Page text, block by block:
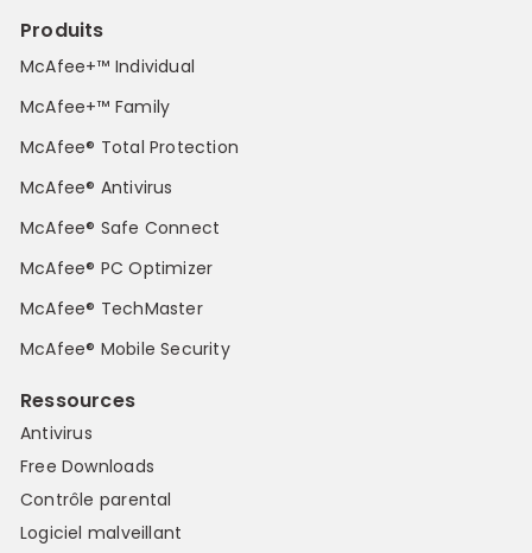
Produits
McAfee+™ Individual
McAfee+™ Family
McAfee® Total Protection
McAfee® Antivirus
McAfee® Safe Connect
McAfee® PC Optimizer
McAfee® TechMaster
McAfee® Mobile Security
Ressources
Antivirus
Free Downloads
Contrôle parental
Logiciel malveillant